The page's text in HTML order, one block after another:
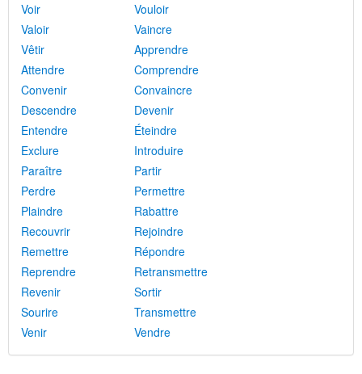
Voir
Vouloir
Valoir
Vaincre
Vêtir
Apprendre
Attendre
Comprendre
Convenir
Convaincre
Descendre
Devenir
Entendre
Éteindre
Exclure
Introduire
Paraître
Partir
Perdre
Permettre
Plaindre
Rabattre
Recouvrir
Rejoindre
Remettre
Répondre
Reprendre
Retransmettre
Revenir
Sortir
Sourire
Transmettre
Venir
Vendre